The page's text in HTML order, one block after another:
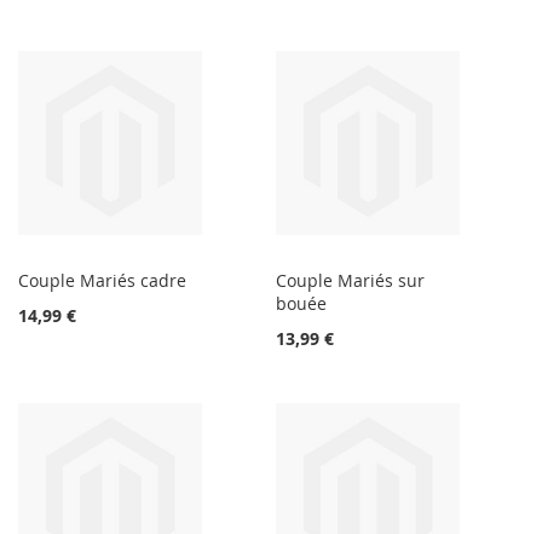
Couple Mariés cadre
14,99 €
Couple Mariés sur
bouée
13,99 €